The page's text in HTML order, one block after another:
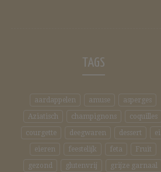
TAGS
aardappelen amuse
asperges
Aziatisch
champignons
coquilles
courgette
deegwaren dessert
ei
eieren
feestelijk feta
Fruit
gezond
glutenvrij
grijze garnaal